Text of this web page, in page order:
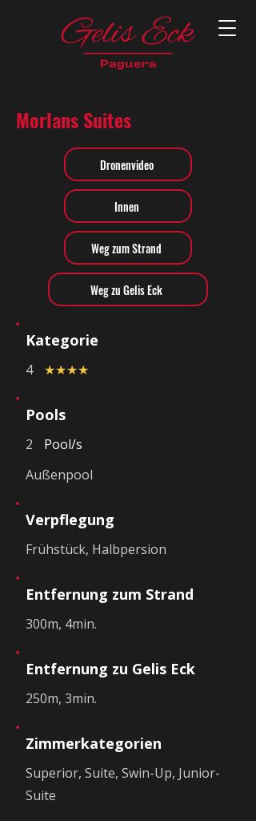
Morlans Suites
Dronenvideo
Innen
Weg zum Strand
Weg zu Gelis Eck
Kategorie
4 ★★★★
Pools
2
Pool/s
Außenpool
Verpflegung
Frühstück, Halbpersion
Entfernung zum Strand
300m, 4min.
Entfernung zu Gelis Eck
250m, 3min.
Zimmerkategorien
Superior, Suite, Swin-Up, Junior-
Suite